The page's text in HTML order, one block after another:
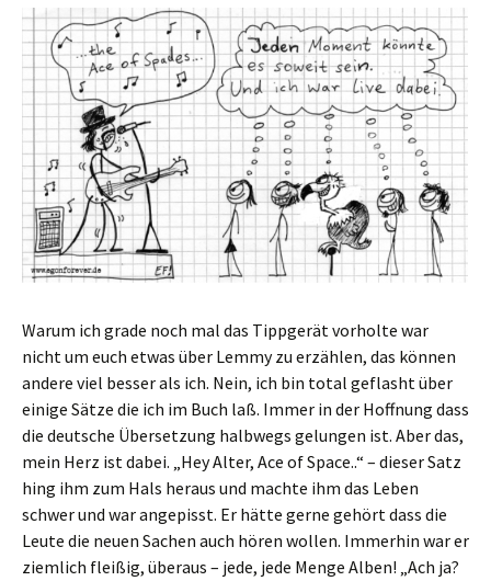
Warum ich grade noch mal das Tippgerät vorholte war
nicht um euch etwas über Lemmy zu erzählen, das können
andere viel besser als ich. Nein, ich bin total geflasht über
einige Sätze die ich im Buch laß. Immer in der Hoffnung dass
die deutsche Übersetzung halbwegs gelungen ist. Aber das,
mein Herz ist dabei. „Hey Alter, Ace of Space..“ – dieser Satz
hing ihm zum Hals heraus und machte ihm das Leben
schwer und war angepisst. Er hätte gerne gehört dass die
Leute die neuen Sachen auch hören wollen. Immerhin war er
ziemlich fleißig, überaus – jede, jede Menge Alben! „Ach ja?